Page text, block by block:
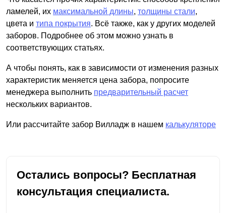
ламелей, их максимальной длины, толщины стали,
цвета и типа покрытия. Всё также, как у других моделей
заборов. Подробнее об этом можно узнать в
соответствующих статьях.
А чтобы понять, как в зависимости от изменения разных
характеристик меняется цена забора, попросите
менеджера выполнить предварительный расчет
нескольких вариантов.
Или рассчитайте забор Вилладж в нашем калькуляторе
Остались вопросы? Бесплатная
консультация специалиста.